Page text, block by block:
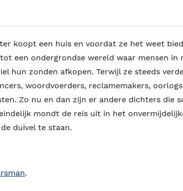
koopt een huis en voordat ze het weet
een ondergrondse wereld waar mensen in
hun zonden afkopen. Terwijl ze steeds
woordvoerders, reclamemakers,
Zo nu en dan zijn er andere dichters die
mondt de reis uit in het
duivel te staan.
.